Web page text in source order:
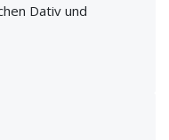
Dativ und